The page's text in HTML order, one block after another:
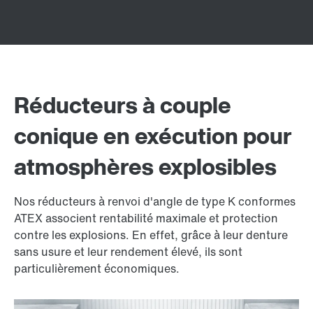
Réducteurs à couple
conique en exécution pour
atmosphères explosibles
Nos réducteurs à renvoi d'angle de type K conformes
ATEX associent rentabilité maximale et protection
contre les explosions. En effet, grâce à leur denture
sans usure et leur rendement élevé, ils sont
particulièrement économiques.